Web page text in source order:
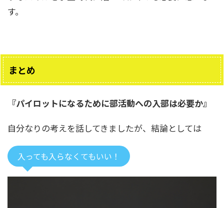
す。
まとめ
『パイロットになるために部活動への入部は必要か』
自分なりの考えを話してきましたが、結論としては
入っても入らなくてもいい！